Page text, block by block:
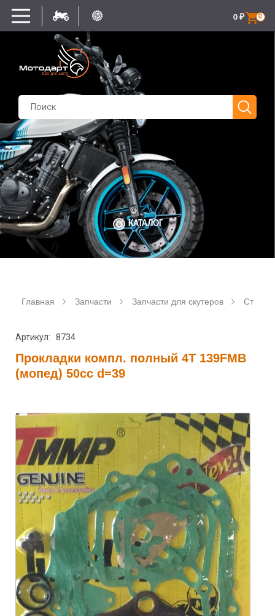
0
0 ₽
КАТАЛОГ
Главная Запчасти Запчасти для скутеров
Артикул: 8734
Прокладки компл. полный 4T 139FMB
(мопед) 50сс d=39